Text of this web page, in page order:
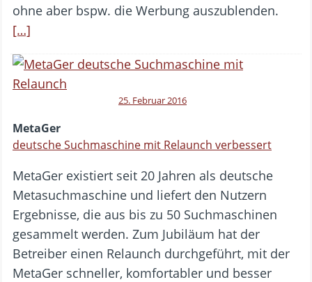
ohne aber bspw. die Werbung auszublenden.
[…]
25. Februar 2016
MetaGer
deutsche Suchmaschine mit Relaunch verbessert
MetaGer existiert seit 20 Jahren als deutsche
Metasuchmaschine und liefert den Nutzern
Ergebnisse, die aus bis zu 50 Suchmaschinen
gesammelt werden. Zum Jubiläum hat der
Betreiber einen Relaunch durchgeführt, mit der
MetaGer schneller, komfortabler und besser